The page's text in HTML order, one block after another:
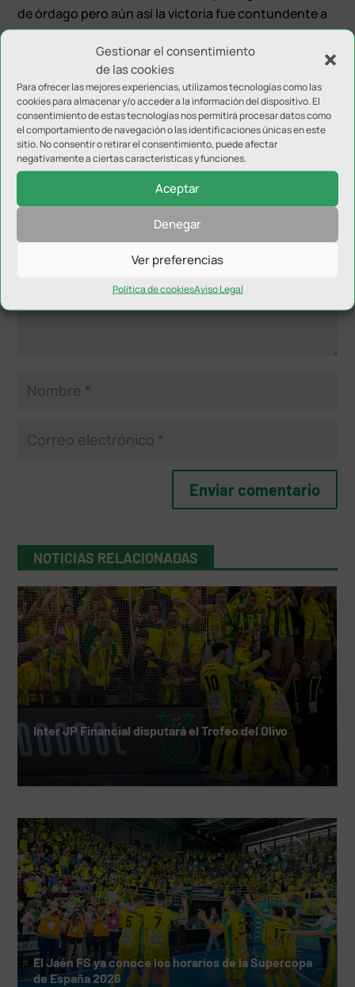
Gestionar el consentimiento
de las cookies
Para ofrecer las mejores experiencias, utilizamos tecnologías como las
cookies para almacenar y/o acceder a la información del dispositivo. El
consentimiento de estas tecnologías nos permitirá procesar datos como
el comportamiento de navegación o las identificaciones únicas en este
sitio. No consentir o retirar el consentimiento, puede afectar
negativamente a ciertas características y funciones.
Aceptar
Denegar
Ver preferencias
Política de cookiesAviso Legal
de órdago pero aún así la victoria fue contundente a
favor del Jaén FS.
Enviar comentario
Tu dirección de correo electrónico no será publicada.
campos obligatorios están marcados con
NOTICIAS RELACIONADAS
Inter JP Financial disputará el Trofeo del Olivo
El Jaén FS ya conoce los horarios de la Supercopa
de España 2026